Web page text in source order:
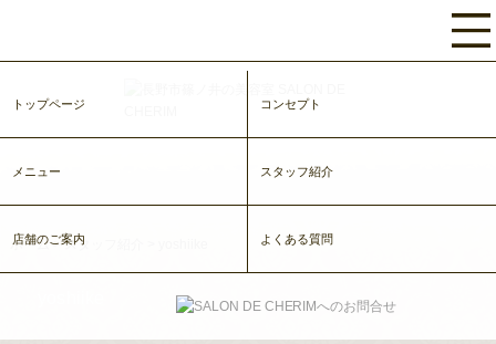
トップページ コンセプト
メニュー スタッフ紹介
店舗のご案内 よくある質問
ホーム>スタッフ紹介